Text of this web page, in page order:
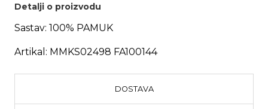
Detalji o proizvodu
Sastav: 100% PAMUK
Artikal: MMKS02498 FA100144
DOSTAVA